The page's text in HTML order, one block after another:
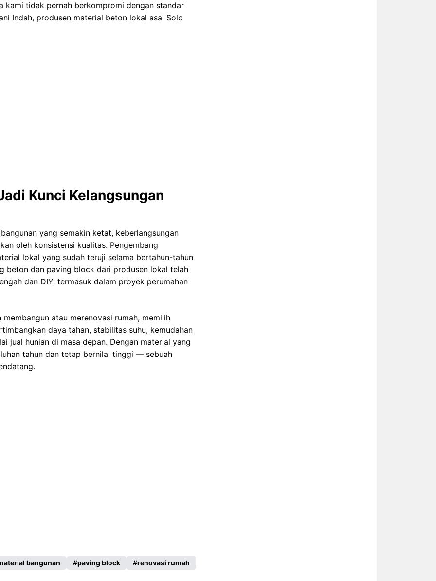
kami tidak pernah berkompromi dengan standar
Indah, produsen material beton lokal asal Solo
Kunci Kelangsungan
yang semakin ketat, keberlangsungan
oleh konsistensi kualitas. Pengembang
lokal yang sudah teruji selama bertahun-tahun
beton dan paving block dari produsen lokal telah
dan DIY, termasuk dalam proyek perumahan
atau merenovasi rumah, memilih
daya tahan, stabilitas suhu, kemudahan
jual hunian di masa depan. Dengan material yang
tahun dan tetap bernilai tinggi — sebuah
bangunan paving block
renovasi rumah